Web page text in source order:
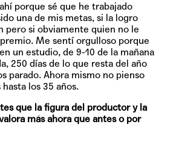
porque sé que he trabajado
una de mis metas, si la logro
pero si obviamente quien no le
Me sentí orgulloso porque
un estudio, de 9-10 de la mañana
250 días de lo que resta del año
parado. Ahora mismo no pienso
los 35 años.
que la figura del productor y la
más ahora que antes o por